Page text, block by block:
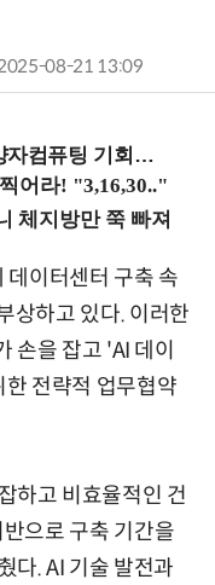
2025-08-21 13:09
점하라! (8/28 강남역)
데이터센터 구축 속
상하고 있다. 이러한
손을 잡고 'AI 데이
전략적 업무협약
하고 비효율적인 건
으로 구축 기간을
다. AI 기술 발전과